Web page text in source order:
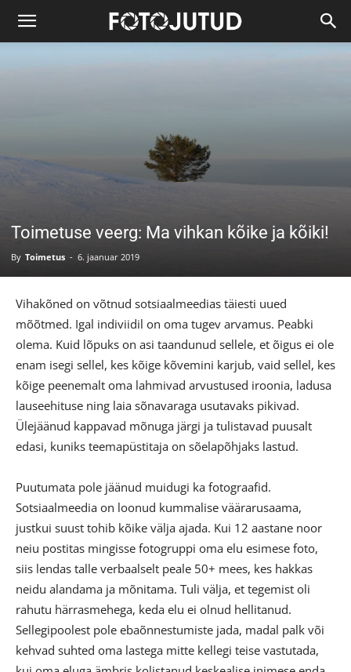
Toimetuse veerg: Ma vihkan kõike ja kõiki!
By Toimetus - 6. jaanuar 2019
Vihakõned on võtnud sotsiaalmeedias täiesti uued
mõõtmed. Igal indiviidil on oma tugev arvamus. Peabki
olema. Kuid lõpuks on asi taandunud sellele, et õigus ei ole
enam isegi sellel, kes kõige kõvemini karjub, vaid sellel, kes
kõige peenemalt oma lahmivad arvustused iroonia, ladusa
lauseehituse ning laia sõnavaraga usutavaks pikivad.
Ülejäänud kappavad mõnuga järgi ja tulistavad puusalt
edasi, kuniks teemapüstitaja on sõelapõhjaks lastud.
Puutumata pole jäänud muidugi ka fotograafid.
Sotsiaalmeedia on loonud kummalise väärarusaama,
justkui suust tohib kõike välja ajada. Kui 12 aastane noor
neiu postitas mingisse fotogruppi oma elu esimese foto,
siis lendas talle verbaalselt peale 50+ mees, kes hakkas
neidu alandama ja mõnitama. Tuli välja, et tegemist oli
rahutu härrasmehega, keda elu ei olnud hellitanud.
Sellegipoolest pole ebaõnnestumiste jada, madal palk või
kehvad suhted oma lastega mitte kellegi teise vastutada,